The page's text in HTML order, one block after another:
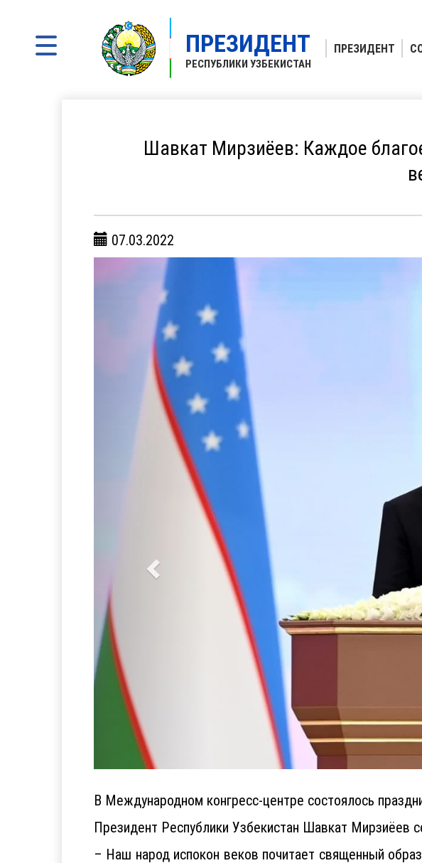
ПРЕЗИДЕНТ
РЕСПУБЛИКИ УЗБЕКИСТАН
ПРЕЗИДЕНТ
Шавкат Мирзиёев: Каждое
07.03.2022
В Международном конгресс-центре состоялось
Президент Республики Узбекистан Шавкат Мирзиёев
– Наш народ испокон веков почитает священный